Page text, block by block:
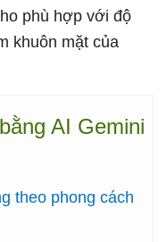
phù hợp với độ
khuôn mặt của
AI Gemini
theo phong cách